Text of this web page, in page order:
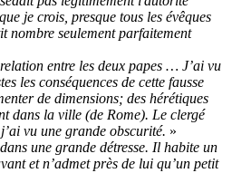
je crois, presque tous les évêques
nombre seulement parfaitement
entre les deux papes … J’ai vu
les conséquences de cette fausse
de dimensions; des hérétiques
dans la ville (de Rome). Le clergé
vu une grande obscurité. »
une grande détresse. Il habite un
et n’admet près de lui qu’un petit